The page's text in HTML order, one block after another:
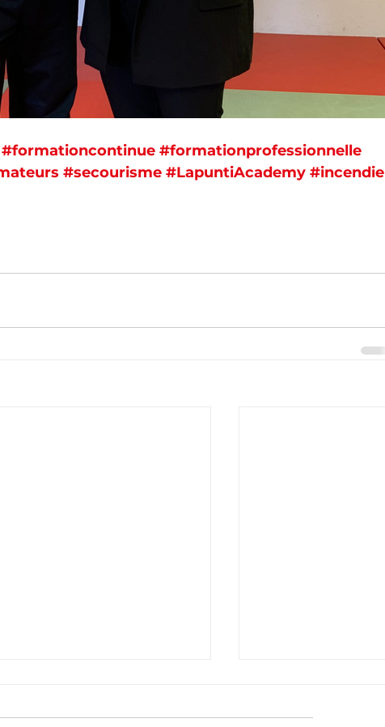
#formationcontinue #formationprofessionnelle
#secourisme #LapuntiAcademy #incendie